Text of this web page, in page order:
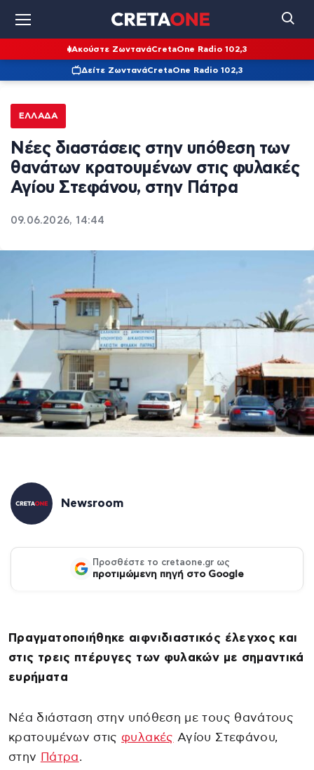
Ακούστε ΖωντανάCretaOne Radio 102,3
Δείτε ΖωντανάCretaOne Radio 102,3
ΕΛΛΆΔΑ
Νέες διαστάσεις στην υπόθεση των
θανάτων κρατουμένων στις φυλακές
Αγίου Στεφάνου, στην Πάτρα
09.06.2026, 14:44
Newsroom
Προσθέστε το cretaone.gr ως
προτιμώμενη πηγή στο Google
Πραγματοποιήθηκε αιφνιδιαστικός έλεγχος και
στις τρεις πτέρυγες των φυλακών με σημαντικά
ευρήματα
Νέα διάσταση στην υπόθεση με τους θανάτους
κρατουμένων στις φυλακές Αγίου Στεφάνου,
στην Πάτρα.